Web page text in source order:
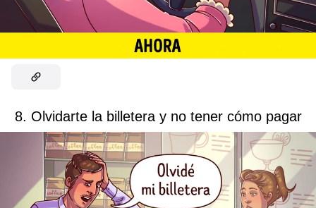
8. Olvidarte la billetera y no tener cómo pagar